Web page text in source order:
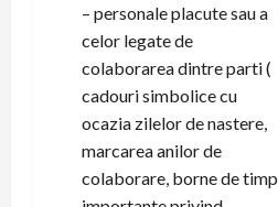
– personale placute sau a
celor legate de
colaborarea dintre parti (
cadouri simbolice cu
ocazia zilelor de nastere,
marcarea anilor de
colaborare, borne de timp